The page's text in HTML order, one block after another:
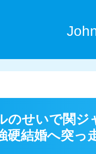
のせいで関ジ
硬結婚へ突っ